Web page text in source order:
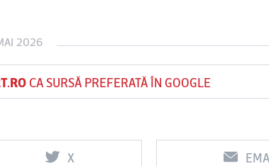
2026
CA SURSĂ PREFERATĂ ÎN GOOGLE
X
UTA Arad
0
Vs
Rapid
0
Farul